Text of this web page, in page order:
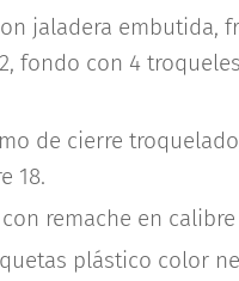
jaladera embutida,
fondo con 4
de cierre
18.
con remache en calibre
plástico color